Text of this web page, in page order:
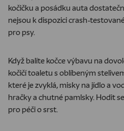
kočičku a posádku auta
nejsou k dispozici crash-
pro psy.
Když balíte kočce výbavu na
kočičí toaletu s oblíbeným
které je zvyklá, misky na jídlo a
hračky a chutné pamlsky. Hodit
pro péči o srst.